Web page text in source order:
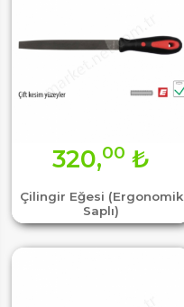
Çilingir Eğesi (Ergonomik
Saplı)
320,00 ₺